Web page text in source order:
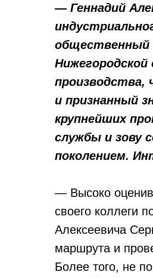
— Геннадий
общественный
производства,
и признанный
крупнейших
службы и зову
поколением.
— Высоко
своего коллеги
Алексеевича
маршрута и
Более того, не